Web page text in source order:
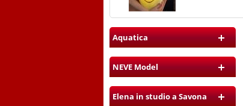
Aquatica
NEVE Model
Elena in studio a Savona